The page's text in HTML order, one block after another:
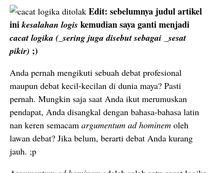
Edit: sebelumnya judul artikel
inikesalahan logis kemudian saya ganti menjadi
cacat logika (_sering juga disebut sebagai _sesat
pikir) ;)
Anda pernah mengikuti sebuah debat profesional
maupun debat kecil-kecilan di dunia maya? Pasti
pernah. Mungkin saja saat Anda ikut merumuskan
pendapat, Anda disangkal dengan bahasa-bahasa latin
nan keren semacam argumentum ad hominem oleh
lawan debat? Jika belum, berarti debat Anda kurang
jauh. ;p